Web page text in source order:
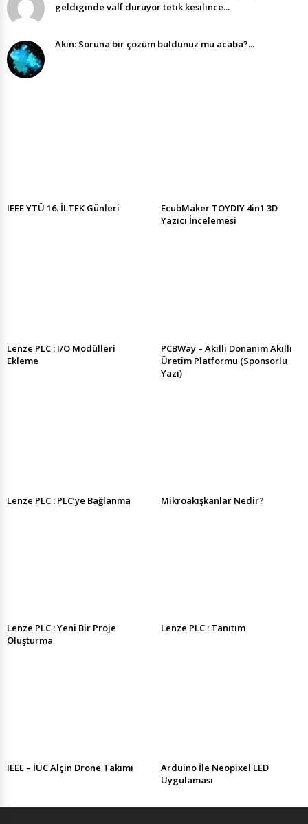
geldıgınde valf duruyor tetık kesılınce...
Akın: Soruna bir çözüm buldunuz mu acaba?...
IEEE YTÜ 16. İLTEK Günleri
EcubMaker TOYDIY 4in1 3D
Yazıcı İncelemesi
Lenze PLC : I/O Modülleri
Ekleme
PCBWay – Akıllı Donanım Akıllı
Üretim Platformu (Sponsorlu
Yazı)
Lenze PLC : PLC’ye Bağlanma Mikroakışkanlar Nedir?
Lenze PLC : Yeni Bir Proje
Oluşturma
Lenze PLC : Tanıtım
IEEE – İÜC Alçin Drone Takımı
Arduino İle Neopixel LED
Uygulaması